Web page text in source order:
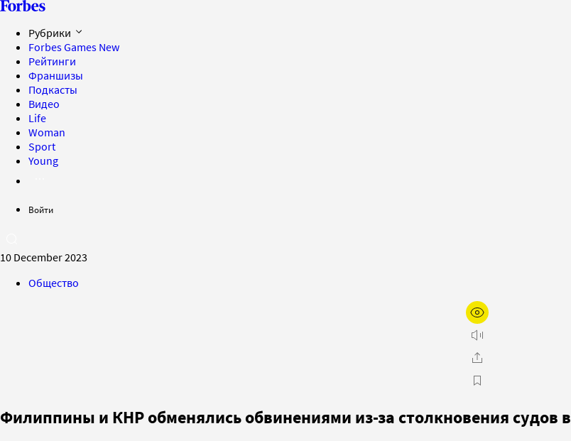
Рубрики
Forbes Games New
Рейтинги
Франшизы
Подкасты
Видео
Life
Woman
Sport
Young
Войти
10 December 2023
Общество
Филиппины и КНР обменялись обвинениями из-за столкновения